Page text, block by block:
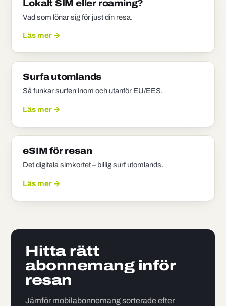
Lokalt SIM eller roaming?
Vad som lönar sig för just din resa.
Läs mer →
Surfa utomlands
Så funkar surfen inom och utanför EU/EES.
Läs mer →
eSIM för resan
Det digitala simkortet – billig surf utomlands.
Läs mer →
Hitta rätt
abonnemang inför
resan
Jämför mobilabonnemang sorterade efter